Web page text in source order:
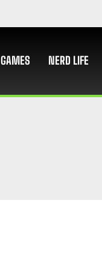
GAMES NERD LIFE